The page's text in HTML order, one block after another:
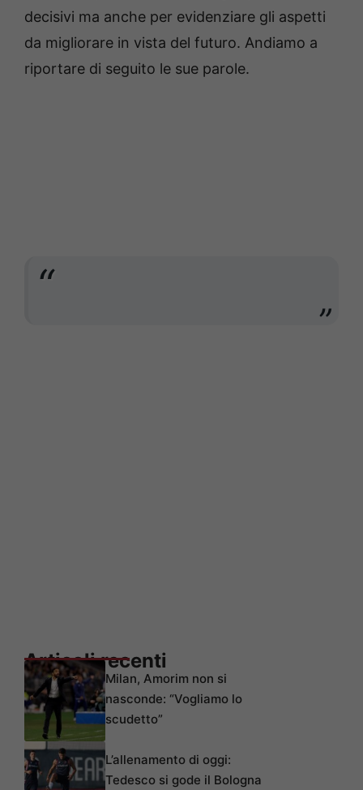
decisivi ma anche per evidenziare gli aspetti
da migliorare in vista del futuro. Andiamo a
riportare di seguito le sue parole.
Articoli recenti
Milan, Amorim non si
nasconde: “Vogliamo lo
scudetto”
L’allenamento di oggi:
Tedesco si gode il Bologna